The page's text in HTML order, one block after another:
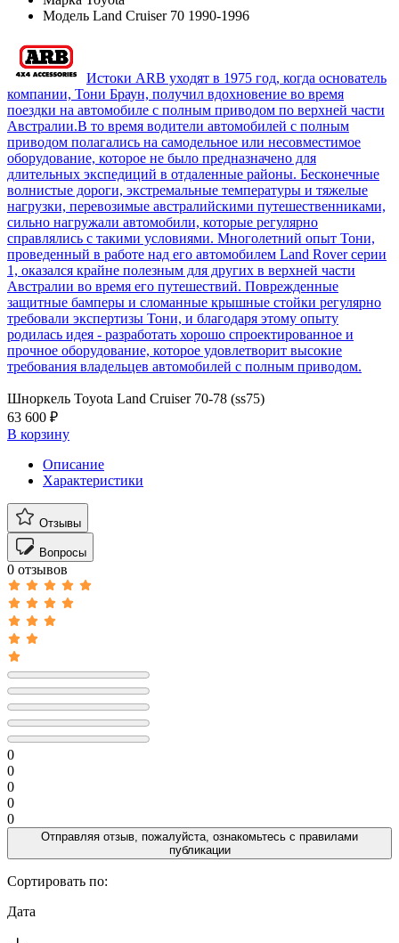
Модель Land Cruiser 70 1990-1996
Истоки ARB уходят в 1975 год, когда основатель
компании, Тони Браун, получил вдохновение во время
поездки на автомобиле с полным приводом по верхней части
Австралии.В то время водители автомобилей с полным
приводом полагались на самодельное или несовместимое
оборудование, которое не было предназначено для
длительных экспедиций в отдаленные районы. Бесконечные
волнистые дороги, экстремальные температуры и тяжелые
нагрузки, перевозимые австралийскими путешественниками,
сильно нагружали автомобили, которые регулярно
справлялись с такими условиями. Многолетний опыт Тони,
проведенный в работе над его автомобилем Land Rover серии
1, оказался крайне полезным для других в верхней части
Австралии во время его путешествий. Поврежденные
защитные бамперы и сломанные крышные стойки регулярно
требовали экспертизы Тони, и благодаря этому опыту
родилась идея - разработать хорошо спроектированное и
прочное оборудование, которое удовлетворит высокие
требования владельцев автомобилей с полным приводом.
Шноркель Toyota Land Cruiser 70-78 (ss75)
63 600 ₽
В корзину
Описание
Характеристики
Отзывы
Вопросы
0 отзывов
0
0
0
0
0
Отправляя отзыв, пожалуйста, ознакомьтесь с правилами
публикации
Сортировать по:
Дата